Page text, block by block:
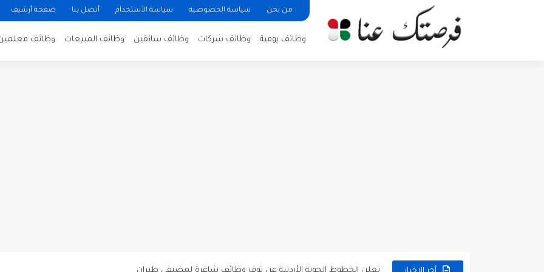
من نحن سياسة الخصوصية سياسة الأستخدام أتصل بنا صفحة أرشيف
وظائف يومية وظائف شركات وظائف سائقين وظائف المبيعات وظائف